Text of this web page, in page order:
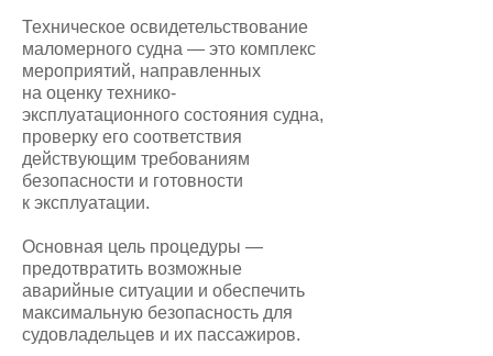
Техническое освидетельствование
маломерного судна — это комплекс
мероприятий, направленных
на оценку технико-
эксплуатационного состояния судна,
проверку его соответствия
действующим требованиям
безопасности и готовности
к эксплуатации.
Основная цель процедуры —
предотвратить возможные
аварийные ситуации и обеспечить
максимальную безопасность для
судовладельцев и их пассажиров.